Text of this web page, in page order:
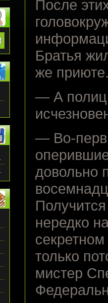
После
Братья
же
— А
— Во-
довольно
нередко
только
мистер